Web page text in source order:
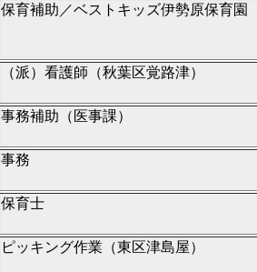
保育補助／ベストキッズ伊勢原保育園
（派）看護師（秋葉区覚路津）
事務補助（医事課）
事務
保育士
ピッキング作業（東区津島屋）